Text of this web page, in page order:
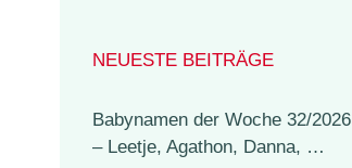
NEUESTE BEITRÄGE
Babynamen der Woche 32/2026
– Leetje, Agathon, Danna, …